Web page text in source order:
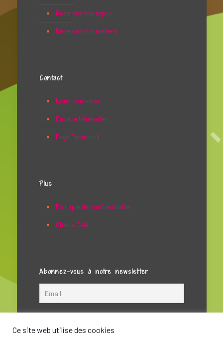
Réservez vos repas
Réservez vos ateliers
Contact
Nous contacter
Espace bénévoles
Page Facebook
Plus
Politique de confidentialité
Charte Café
Abonnez-vous à notre newsletter
Ce site web utilise des cookies